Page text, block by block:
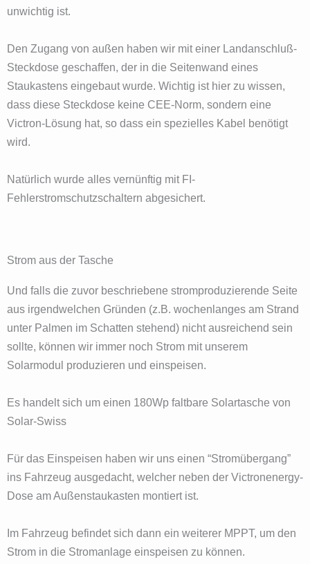
unwichtig ist.
Den Zugang von außen haben wir mit einer Landanschluß-
Steckdose geschaffen, der in die Seitenwand eines
Staukastens eingebaut wurde. Wichtig ist hier zu wissen,
dass diese Steckdose keine CEE-Norm, sondern eine
Victron-Lösung hat, so dass ein spezielles Kabel benötigt
wird.
Natürlich wurde alles vernünftig mit FI-
Fehlerstromschutzschaltern abgesichert.
Strom aus der Tasche
Und falls die zuvor beschriebene stromproduzierende Seite
aus irgendwelchen Gründen (z.B. wochenlanges am Strand
unter Palmen im Schatten stehend) nicht ausreichend sein
sollte, können wir immer noch Strom mit unserem
Solarmodul produzieren und einspeisen.
Es handelt sich um einen 180Wp faltbare Solartasche von
Solar-Swiss
Für das Einspeisen haben wir uns einen “Stromübergang”
ins Fahrzeug ausgedacht, welcher neben der Victronenergy-
Dose am Außenstaukasten montiert ist.
Im Fahrzeug befindet sich dann ein weiterer MPPT, um den
Strom in die Stromanlage einspeisen zu können.